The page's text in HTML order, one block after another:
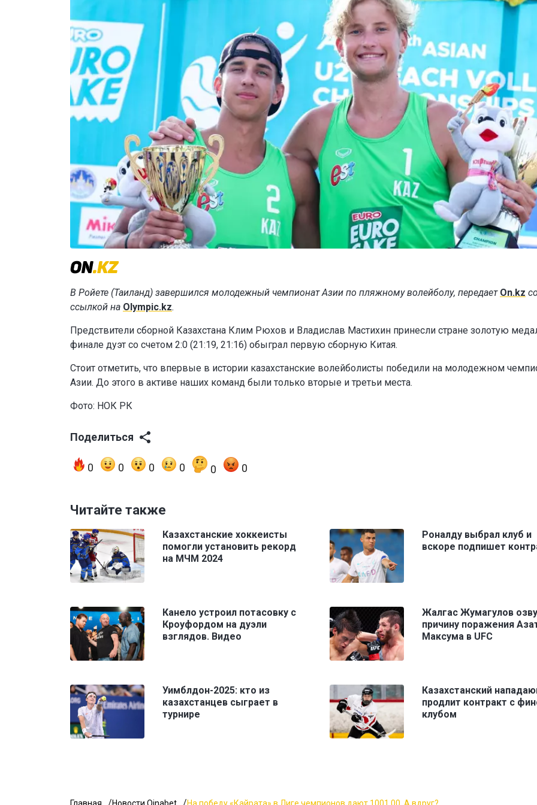
В Ройете (Таиланд) завершился молодежный чемпионат Азии по пляжному волейболу, передает On.kz
ссылкой на Olympic.kz.
Предствители сборной Казахстана Клим Рюхов и Владислав Мастихин принесли стране золотую
финале дуэт со счетом 2:0 (21:19, 21:16) обыграл первую сборную Китая.
Стоит отметить, что впервые в истории казахстанские волейболисты победили на молодежном
Азии. До этого в активе наших команд были только вторые и третьи места.
Фото: НОК РК
Поделиться
0 0 0 0 0 0
Читайте также
Казахстанские хоккеисты
помогли установить рекорд
на МЧМ 2024
Роналду выбрал клуб и
вскоре подпишет
Канело устроил потасовку с
Кроуфордом на дуэли
взглядов. Видео
Жалгас Жумагулов
причину поражения
Максума в UFC
Уимблдон-2025: кто из
казахстанцев сыграет в
турнире
Казахстанский
продлит контракт с
клубом
Главная Новости Oinabet На победу «Кайрата» в Лиге чемпионов дают 1001.00. А вдруг?